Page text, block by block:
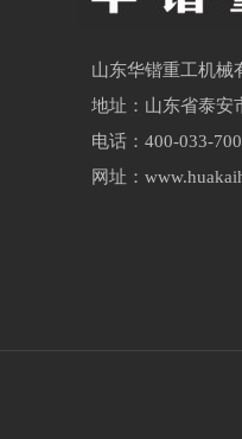
山东华锴重工机械
地址：山东省泰安
电话：400-033-
网址：